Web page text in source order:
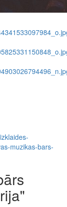
muzikas-bars-